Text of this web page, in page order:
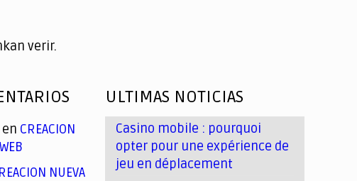
verir.
en CREACION
NUEVA
ULTIMAS NOTICIAS
Casino mobile : pourquoi
opter pour une expérience de
jeu en déplacement